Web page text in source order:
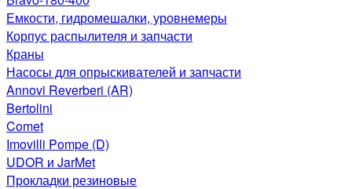
Емкости, гидромешалки, уровнемеры
Корпус распылителя и запчасти
Краны
Насосы для опрыскивателей и запчасти
Annovi Reverberi (AR)
Bertolini
Comet
Imovilli Pompe (D)
UDOR и JarMet
Прокладки резиновые